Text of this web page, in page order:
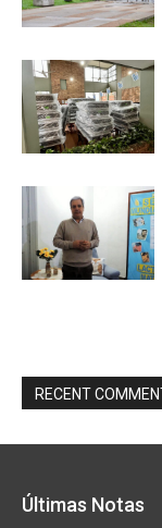
RECENT
Últimas Notas